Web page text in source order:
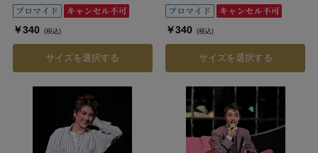
￥340 (税込)
サイズを選択する
￥340 (税込)
サイズを選択する